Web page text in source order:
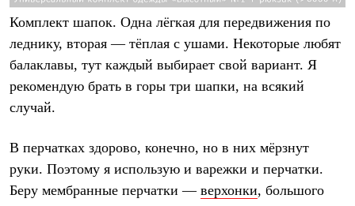
Комплект шапок. Одна лёгкая для передвижения по
леднику, вторая — тёплая с ушами. Некоторые любят
балаклавы, тут каждый выбирает свой вариант. Я
рекомендую брать в горы три шапки, на всякий
случай.
В перчатках здорово, конечно, но в них мёрзнут
руки. Поэтому я использую и варежки и перчатки.
Беру мембранные перчатки — верхонки, большого